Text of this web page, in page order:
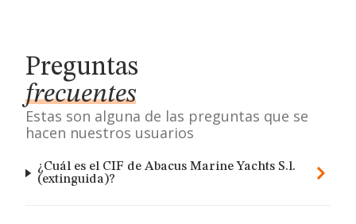
Preguntas
frecuentes
Estas son alguna de las preguntas que se
hacen nuestros usuarios
¿Cuál es el CIF de Abacus Marine Yachts S.l.
(extinguida)?